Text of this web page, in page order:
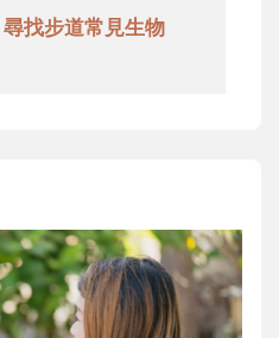
找步道常見生物
個男人│讀懂父親的